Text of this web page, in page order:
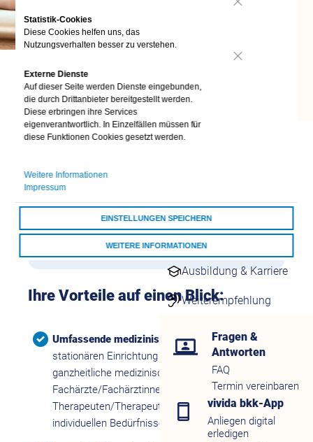
Statistik-Cookies
Diese Cookies helfen uns, das
Nutzungsverhalten besser zu verstehen.
Externe Dienste
Auf dieser Seite werden Dienste eingebunden,
die durch Drittanbieter bereitgestellt werden.
Diese erbringen ihre Services
eigenverantwortlich. In Einzelfällen müssen für
diese Funktionen Cookies gesetzt werden.
Weitere Informationen
Impressum
EINSTELLUNGEN SPEICHERN
WEITERE INFORMATIONEN
ALLE COOKIES AKZEPTIEREN
24/7 Kontakt
Übersicht
Darum vivida bkk
Darum vivida bkk
Über uns
Ausbildung & Karriere
Weiterempfehlung
Fragen &
Antworten
FAQ
Termin vereinbaren
vivida bkk-App
Anliegen digital
erledigen
Einestationäre Vorsorge- und
Rehabilitationsmaßnahmesoll eine bereits
bestehende Krankheit oder gesundheitlichen
sein, wenn Sie durch die Krankheit körperlich,
geistig oder seelisch stark beeinträchtigt und
dadurch voraussichtlich dauerhaft im Alltag
eingeschränkt werden oder es bereits sind.
Ihre Vorteile auf einen Blick:
Umfassende medizinische Betreuung: In einer
stationären Einrichtung erhalten Sie eine
ganzheitliche medizinische Betreuung durch
Fachärzte/Fachärztinnen und
Therapeuten/Therapeutinnen, die auf Ihre
individuellen Bedürfnisse eingehen.